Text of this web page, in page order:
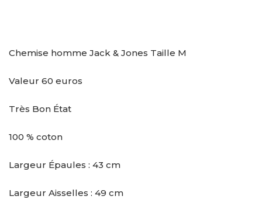
Chemise homme Jack & Jones Taille M
Valeur 60 euros
Très Bon État
100 % coton
Largeur Épaules : 43 cm
Largeur Aisselles : 49 cm